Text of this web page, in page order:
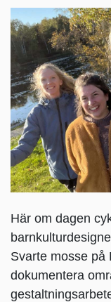
Här om dagen
Svarte mosse på
dokumentera